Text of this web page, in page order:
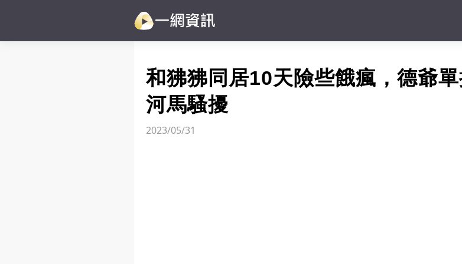
和狒狒同居10天險些餓瘋，德爺
河馬騷擾
2023/05/31